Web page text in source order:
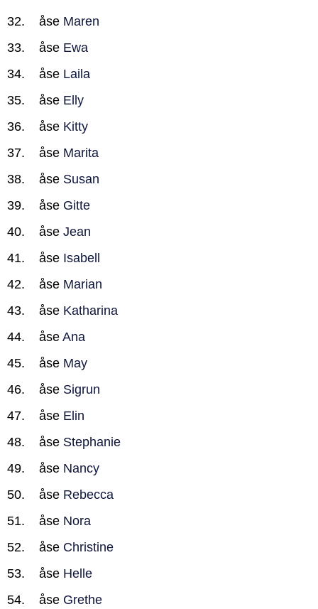
åse Maren
åse Ewa
åse Laila
åse Elly
åse Kitty
åse Marita
åse Susan
åse Gitte
åse Jean
åse Isabell
åse Marian
åse Katharina
åse Ana
åse May
åse Sigrun
åse Elin
åse Stephanie
åse Nancy
åse Rebecca
åse Nora
åse Christine
åse Helle
åse Grethe